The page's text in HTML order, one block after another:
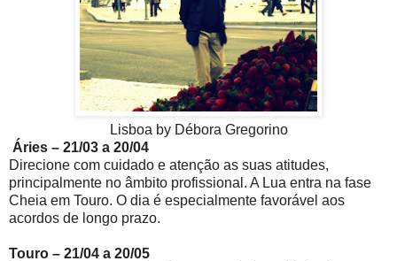
Lisboa by Débora Gregorino
Áries – 21/03 a 20/04
Direcione com cuidado e atenção as suas atitudes,
principalmente no âmbito profissional. A Lua entra na fase
Cheia em Touro. O dia é especialmente favorável aos
acordos de longo prazo.
Touro – 21/04 a 20/05